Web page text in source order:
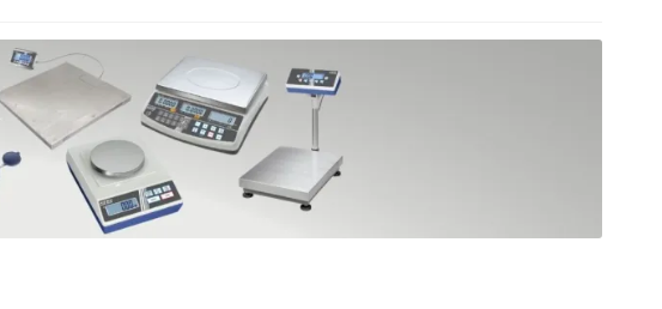
Recherche avancée